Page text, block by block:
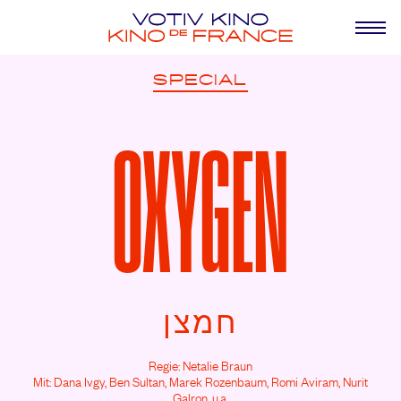
SPECIAL
OXYGEN
חמצן
Regie: Netalie Braun
Mit: Dana Ivgy, Ben Sultan, Marek Rozenbaum, Romi Aviram, Nurit
Galron, u.a.